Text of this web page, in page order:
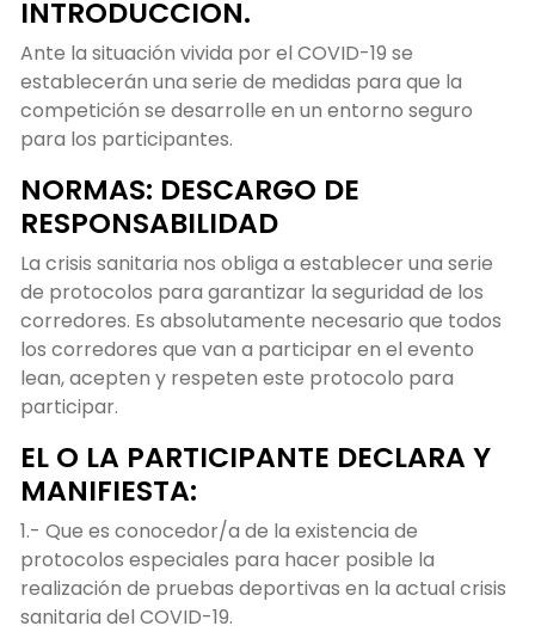
INTRODUCCION.
Ante la situación vivida por el COVID-19 se
establecerán una serie de medidas para que la
competición se desarrolle en un entorno seguro
para los participantes.
NORMAS: DESCARGO DE
RESPONSABILIDAD
La crisis sanitaria nos obliga a establecer una serie
de protocolos para garantizar la seguridad de los
corredores. Es absolutamente necesario que todos
los corredores que van a participar en el evento
lean, acepten y respeten este protocolo para
participar.
EL O LA PARTICIPANTE DECLARA Y
MANIFIESTA:
1.- Que es conocedor/a de la existencia de
protocolos especiales para hacer posible la
realización de pruebas deportivas en la actual crisis
sanitaria del COVID-19.